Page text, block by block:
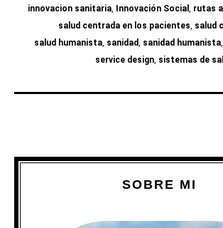
innovacion sanitaria, Innovación Social rutas
salud centrada en los pacientes salud
salud humanista, sanidad sanidad humanista,
service design sistemas de
SOBRE MI